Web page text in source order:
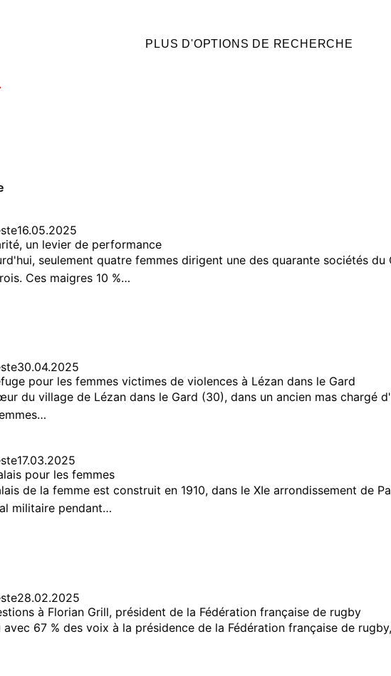
PLUS D'OPTIONS DE RECHERCHE
la recherche
16.05.2025
un levier de performance
seulement quatre femmes dirigent une des quarante sociétés
Ces maigres 10 %…
30.04.2025
pour les femmes victimes de violences à Lézan dans le Gard
du village de Lézan dans le Gard (30), dans un ancien mas chargé
17.03.2025
pour les femmes
de la femme est construit en 1910, dans le XIe arrondissement de
militaire pendant…
28.02.2025
à Florian Grill, président de la Fédération française de rugby
avec 67 % des voix à la présidence de la Fédération française de